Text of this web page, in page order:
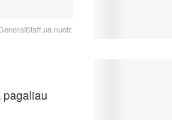
nuotr.
pagaliau